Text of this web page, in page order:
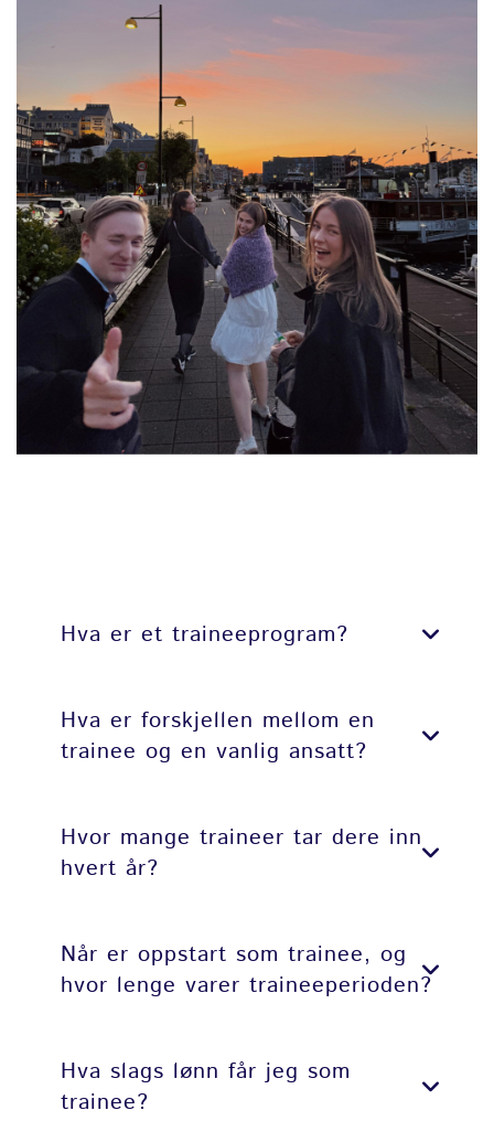
Hva er et traineeprogram?
Hva er forskjellen mellom en
trainee og en vanlig ansatt?
Hvor mange traineer tar dere inn
hvert år?
Når er oppstart som trainee, og
hvor lenge varer traineeperioden?
Hva slags lønn får jeg som
trainee?